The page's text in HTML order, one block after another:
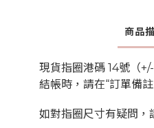
商品
現貨指圈港碼 14號（
結帳時，請在“訂單備
如對指圈尺寸有疑問